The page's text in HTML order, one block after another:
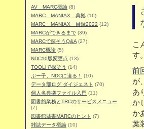
AV MARC概論 (8)
MARC MANIAX 典拠 (16)
MARC MANIAX 目録2022 (12)
MARCができるまで (39)
MARCで探そうQ&A (27)
MARC概論 (5)
NDC10版変更点 (13)
TOOLiで探そう (14)
ぶー子、NDCに迫る！
(10)
データ部ログ ダイジェスト (70)
個人名典拠ファイル入門 (11)
図書館業務とTRCのサービスメニュー
(7)
図書館蔵書MARCのヒント (7)
雑誌データ概論 (10)
こ
す。
前
が
あ
か
か
葉